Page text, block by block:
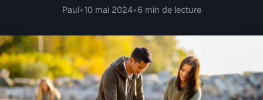
Paul•10 mai 2024•6 min de lecture